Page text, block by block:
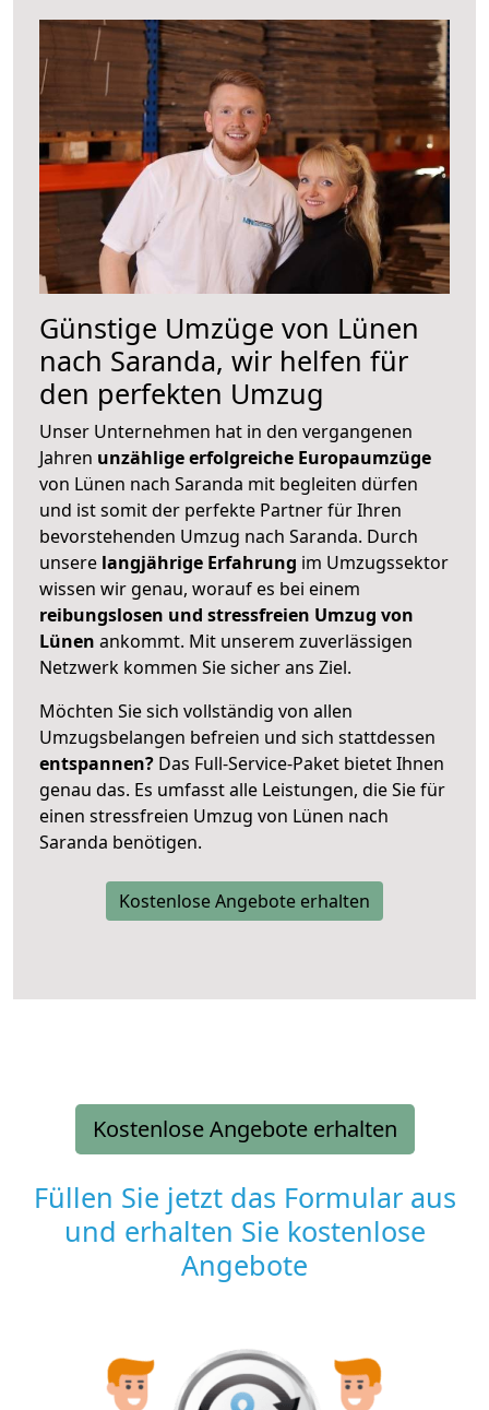
Günstige Umzüge von Lünen
nach Saranda, wir helfen für
den perfekten Umzug
Unser Unternehmen hat in den vergangenen
Jahren unzählige erfolgreiche Europaumzüge
von Lünen nach Saranda mit begleiten dürfen
und ist somit der perfekte Partner für Ihren
bevorstehenden Umzug nach Saranda. Durch
unsere langjährige Erfahrung im Umzugssektor
wissen wir genau, worauf es bei einem
reibungslosen und stressfreien Umzug von
Lünen ankommt. Mit unserem zuverlässigen
Netzwerk kommen Sie sicher ans Ziel.
Möchten Sie sich vollständig von allen
Umzugsbelangen befreien und sich stattdessen
entspannen? Das Full-Service-Paket bietet Ihnen
genau das. Es umfasst alle Leistungen, die Sie für
einen stressfreien Umzug von Lünen nach
Saranda benötigen.
Kostenlose Angebote erhalten
Kostenlose Angebote erhalten
Füllen Sie jetzt das Formular aus
und erhalten Sie kostenlose
Angebote